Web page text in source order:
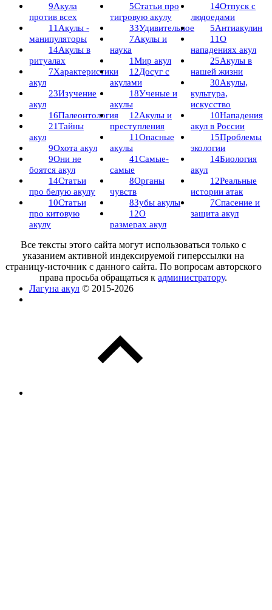
9Акула
против всех
11 Акулы -
манипуляторы
14Акулы в
ритуалах
7Характеристики
акул
23Изучение
акул
16Палеонтология
21Тайны
акул
9Охота акул
9Они не
боятся акул
14Статьи
про белую акулу
10Статьи
про китовую
акулу
5Статьи про
тигровую акулу
33Удивительное
7Акулы и
наука
1Мир акул
12Досуг с
акулами
18Ученые и
акулы
12Акулы и
преступления
11Опасные
акулы
41Самые-
самые
8Органы
чувств
8Зубы акулы
12О
размерах акул
14Отпуск с
людоедами
5Антиакулин
11О
нападениях акул
25Акулы в
нашей жизни
30Акулы,
культура,
искусство
10Нападения
акул в России
15Проблемы
экологии
14Биология
акул
12Реальные
истории атак
7Спасение и
защита акул
Все тексты этого сайта могут использоваться только с
указанием активной индексируемой гиперссылки на
страницу-источник с данного сайта. По вопросам авторского
права просьба обращаться кадминистратору.
Лагуна акул © 2015-2026